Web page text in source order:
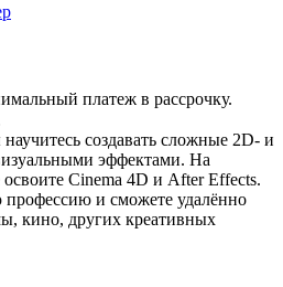
платеж в рассрочку.
создавать сложные 2D- и
эффектами. На
Cinema 4D и After Effects.
и сможете удалённо
кино, других креативных